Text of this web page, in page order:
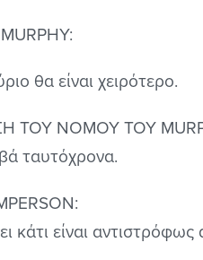
θα είναι χειρότερο.
ΤΟΥ ΝΟΜΟΥ ΤΟΥ
ταυτόχρονα.
κάτι είναι